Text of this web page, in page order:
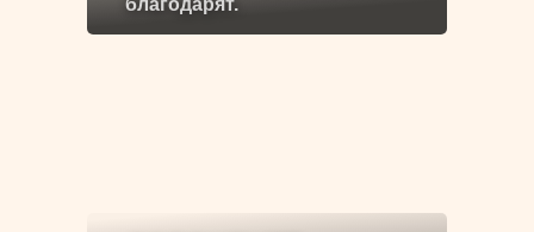
благодарят.